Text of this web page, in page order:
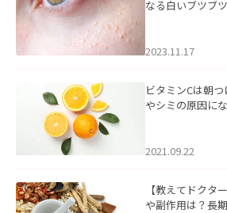
なる白いブツブ
2023.11.17
ビタミンCは朝
やシミの原因に
2021.09.22
【教えてドクタ
や副作用は？長